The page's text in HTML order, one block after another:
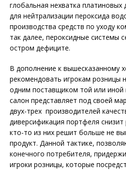
глобальная нехватка
для нейтрализации пероксида
производства средств по уходу
так далее, пероксидные системы
остром дефиците.
В дополнение к вышесказанному
рекомендовать игрокам розницы
одним поставщиком той или иной
салон представляет под своей
двух-трех производителей
диверсификация портфеля
кто-то из них решит больше не
продукт. Данной тактике,
конечного потребителя,
игроки розницы, которые